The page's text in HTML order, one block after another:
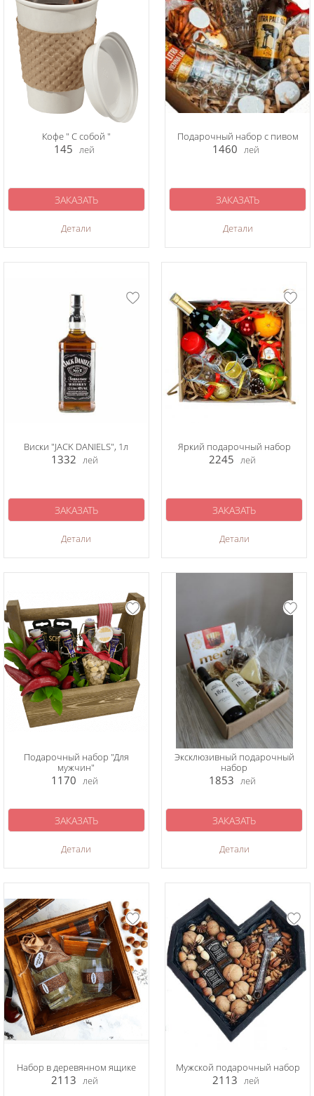
Кофе " С собой "
145 лей
Детали
ЗАКАЗАТЬ
Подарочный набор с пивом
1460 лей
Детали
ЗАКАЗАТЬ
Виски "JACK DANIELS", 1л
1332 лей
Детали
ЗАКАЗАТЬ
Яркий подарочный набор
2245 лей
Детали
ЗАКАЗАТЬ
Подарочный набор "Для
мужчин"
1170 лей
Детали
ЗАКАЗАТЬ
Эксклюзивный подарочный
набор
1853 лей
Детали
ЗАКАЗАТЬ
Набор в деревянном ящике
2113 лей
Мужской подарочный набор
2113 лей